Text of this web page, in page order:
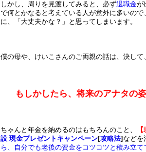
しかし、周りを見渡してみると、必ず退職金が
で何とかなると考えている人が意外に多いの
に、「大丈夫かな？」と思ってしまいます。
僕の母や、けいこさんのご両親の話は、決して
もしかしたら、将来のアナタの
ちゃんと年金を納めるのはもちろんのこと、
設 現金プレゼントキャンペーン[攻略法] などを
ら、自分でも老後の資金をコツコツと積み立て